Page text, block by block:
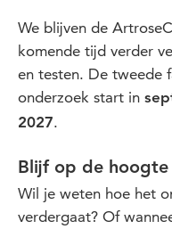
We blijven de
komende tijd verder
en testen. De tweede
onderzoek start in
2027.
Blijf op de hoogte
Wil je weten hoe het
verdergaat? Of